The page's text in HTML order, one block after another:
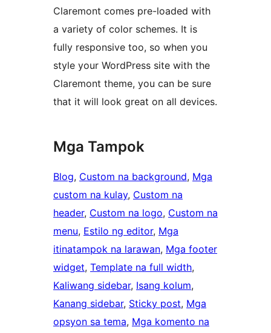
Claremont comes pre-loaded with
a variety of color schemes. It is
fully responsive too, so when you
style your WordPress site with the
Claremont theme, you can be sure
that it will look great on all devices.
Mga Tampok
Blog, Custom na background, Mga
custom na kulay, Custom na
header, Custom na logo, Custom na
menu, Estilo ng editor, Mga
itinatampok na larawan, Mga footer
widget, Template na full width
Kaliwang sidebar, Isang kolum
Kanang sidebar, Sticky post, Mga
opsyon sa tema, Mga komento na